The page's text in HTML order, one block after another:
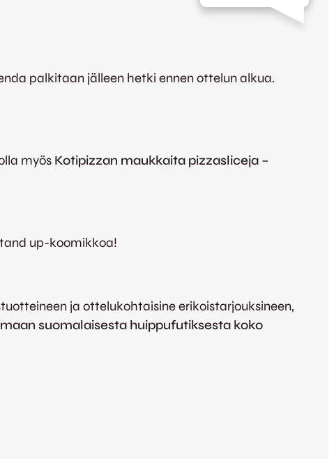
palkitaan jälleen hetki ennen ottelun alkua.
myös Kotipizzan maukkaita pizzasliceja –
up-koomikkoa!
ja ottelukohtaisine erikoistarjouksineen,
suomalaisesta huippufutiksesta koko